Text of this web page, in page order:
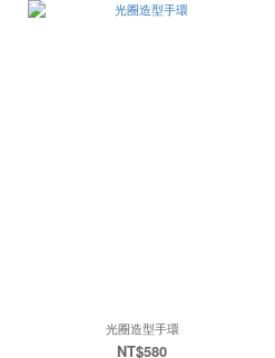
光圈造型手環
NT$580